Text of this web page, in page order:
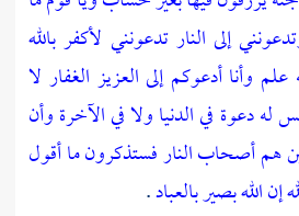
إلى النارتدعونني لأكفر بالله
وأنا أدعوكم إلى العزيز الغفار لا
له دعوة في الدنيا ولا في الآخرة وأن
هم أصحاب النارفستذكرون ما أقول
الله بصير بالعباد.